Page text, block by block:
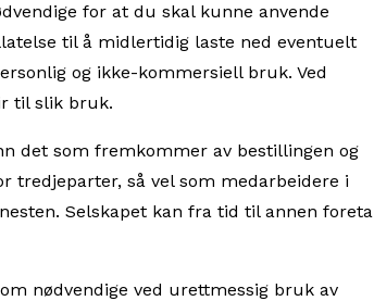
for at du skal kunne anvende
til å midlertidig laste ned eventuelt
og ikke-kommersiell bruk. Ved
til slik bruk.
det som fremkommer av bestillingen og
tredjeparter, så vel som medarbeidere i
Selskapet kan fra tid til annen foreta
nødvendige ved urettmessig bruk av